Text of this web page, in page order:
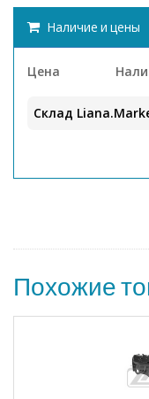
Наличие и цены
Цена
Склад
Похожие